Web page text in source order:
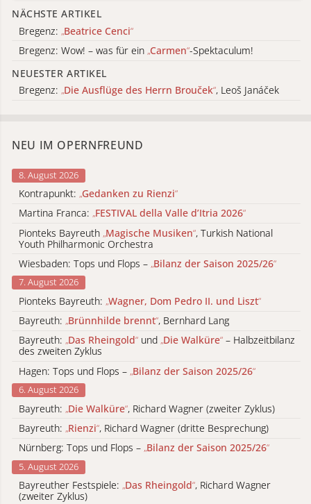
NÄCHSTE ARTIKEL
Bregenz: „Beatrice Cenci“
Bregenz: Wow! – was für ein „Carmen“-Spektaculum!
NEUESTER ARTIKEL
Bregenz: „Die Ausflüge des Herrn Brouček“, Leoš Janáček
NEU IM OPERNFREUND
8. August 2026
Kontrapunkt: „Gedanken zu Rienzi“
Martina Franca: „FESTIVAL della Valle d’Itria 2026“
Pionteks Bayreuth „Magische Musiken“, Turkish National
Youth Philharmonic Orchestra
Wiesbaden: Tops und Flops – „Bilanz der Saison 2025/26“
7. August 2026
Pionteks Bayreuth: „Wagner, Dom Pedro II. und Liszt“
Bayreuth: „Brünnhilde brennt“, Bernhard Lang
Bayreuth: „Das Rheingold“ und „Die Walküre“ – Halbzeitbilanz
des zweiten Zyklus
Hagen: Tops und Flops – „Bilanz der Saison 2025/26“
6. August 2026
Bayreuth: „Die Walküre“, Richard Wagner (zweiter Zyklus)
Bayreuth: „Rienzi“, Richard Wagner (dritte Besprechung)
Nürnberg: Tops und Flops – „Bilanz der Saison 2025/26“
5. August 2026
Bayreuther Festspiele: „Das Rheingold“, Richard Wagner
(zweiter Zyklus)